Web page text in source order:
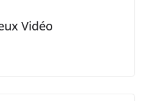
Vidéo